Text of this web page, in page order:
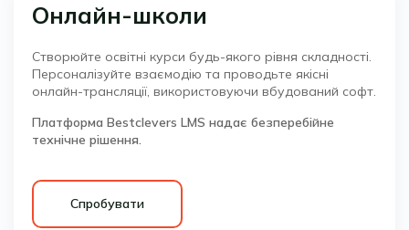
Онлайн-школи
Створюйте освітні курси будь-якого рівня складності.
Персоналізуйте взаємодію та проводьте якісні
онлайн-трансляції, використовуючи вбудований софт.
Платформа Bestclevers LMS надає безперебійне
технічне рішення.
Спробувати